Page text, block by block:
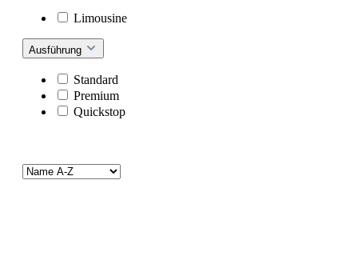
Limousine
Ausführung
Standard
Premium
Quickstop